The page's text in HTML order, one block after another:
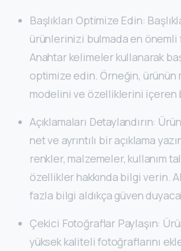
Başlıkları Optimize Edin:
ürünlerinizi bulmada en önemli
Anahtar kelimeler kullanarak
optimize edin. Örneğin, ürünün
modelini ve özelliklerini içeren
Açıklamaları Detaylandırın:
net ve ayrıntılı bir açıklama
renkler, malzemeler, kullanım
özellikler hakkında bilgi verin.
fazla bilgi aldıkça güven
Çekici Fotoğraflar Paylaşın:
yüksek kaliteli fotoğraflarını